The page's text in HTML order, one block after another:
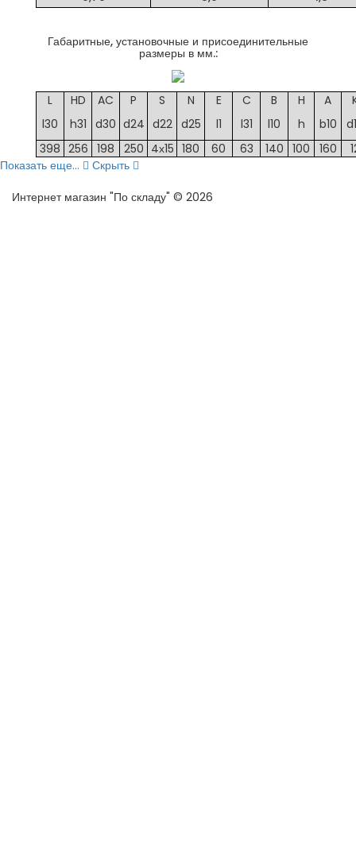
Габаритные, установочные и присоединительные
размеры в мм.:
L
l30
HD
h31
AC
d30
P
d24
S
d22
N
d25
E
l1
C
l31
B
l10
H
h
A
b10
398 256 198 250 4х15 180 60 63 140 100 160
Показать еще...
Скрыть
Интернет магазин "По складу" © 2026